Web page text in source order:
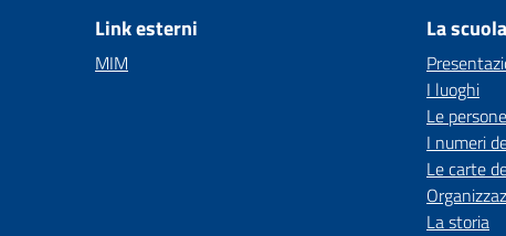
Link esterni
MIM
La scuola
I luoghi
Le persone
I numeri
Le carte
La storia